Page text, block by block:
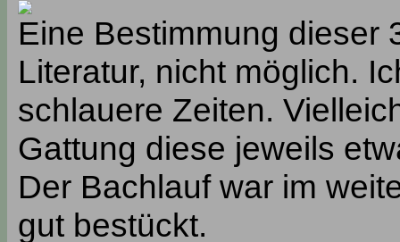
Eine Bestimmung dieser
Literatur, nicht möglich.
schlauere Zeiten.
Gattung diese jeweils
Der Bachlauf war im
gut bestückt.